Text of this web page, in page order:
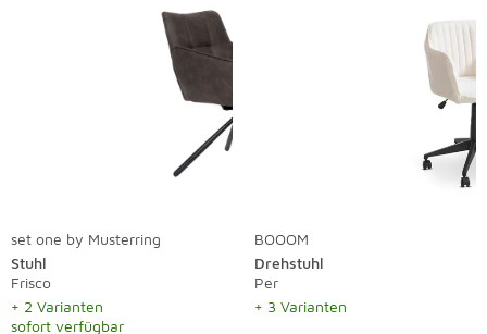
set one by Musterring
Stuhl
Frisco
+ 2 Varianten
sofort verfügbar
BOOOM
Drehstuhl
Per
+ 3 Varianten